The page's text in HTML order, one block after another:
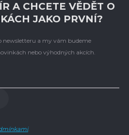
A CHCETE VĚDĚT O
JAKO PRVNÍ?
newsletteru a my vám budeme
nebo výhodných akcích.
.